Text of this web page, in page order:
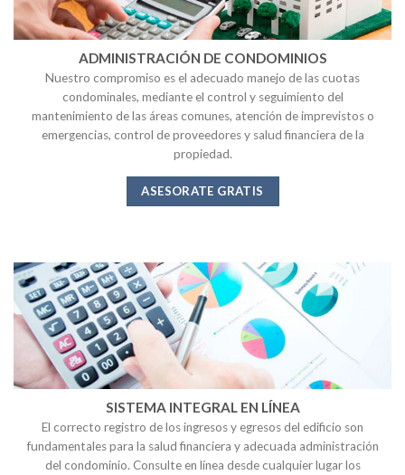
ADMINISTRACIÓN DE CONDOMINIOS
Nuestro compromiso es el adecuado manejo de las cuotas
condominales, mediante el control y seguimiento del
mantenimiento de las áreas comunes, atención de imprevistos o
emergencias, control de proveedores y salud financiera de la
propiedad.
ASESORATE GRATIS
SISTEMA INTEGRAL EN LÍNEA
El correcto registro de los ingresos y egresos del edificio son
fundamentales para la salud financiera y adecuada administración
del condominio. Consulte en línea desde cualquier lugar los